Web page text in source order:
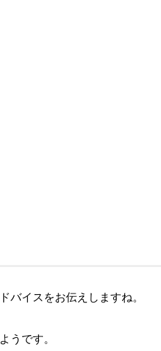
バイスをお伝えしますね。
うです。